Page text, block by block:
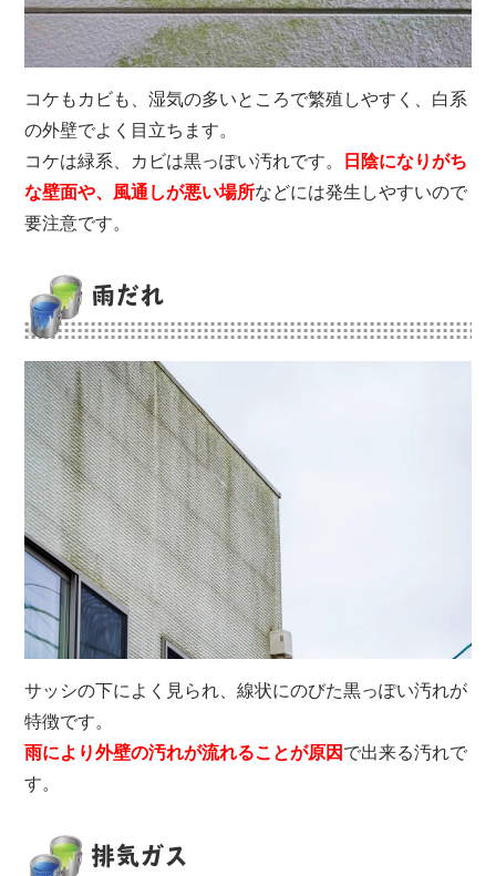
コケもカビも、湿気の多いところで繁殖しやすく、白系
の外壁でよく目立ちます。
コケは緑系、カビは黒っぽい汚れです。
日陰になりがち
な壁面や、風通しが悪い場所などには発生しやすいので
要注意です。
雨だれ
サッシの下によく見られ、線状にのびた黒っぽい汚れが
特徴です。
雨により外壁の汚れが流れることが原因 で出来る汚れで
す。
排気ガス